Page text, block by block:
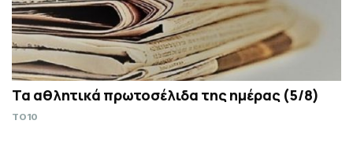
Τα αθλητικά πρωτοσέλιδα της ημέρας (5/8)
TO10